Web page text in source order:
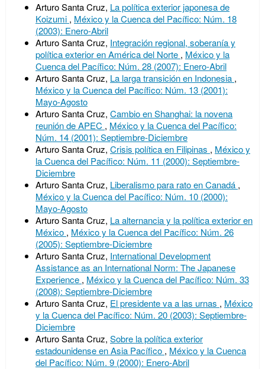
Arturo Santa Cruz, La política exterior japonesa de
Koizumi , México y la Cuenca del Pacífico: Núm. 18
(2003): Enero-Abril
Arturo Santa Cruz, Integración regional, soberanía y
política exterior en América del Norte , México y la
Cuenca del Pacífico: Núm. 28 (2007): Enero-Abril
Arturo Santa Cruz, La larga transición en Indonesia ,
México y la Cuenca del Pacífico: Núm. 13 (2001):
Mayo-Agosto
Arturo Santa Cruz, Cambio en Shanghai: la novena
reunión de APEC , México y la Cuenca del Pacífico:
Núm. 14 (2001): Septiembre-Diciembre
Arturo Santa Cruz, Crisis política en Filipinas , México y
la Cuenca del Pacífico: Núm. 11 (2000): Septiembre-
Diciembre
Arturo Santa Cruz, Liberalismo para rato en Canadá ,
México y la Cuenca del Pacífico: Núm. 10 (2000):
Mayo-Agosto
Arturo Santa Cruz, La alternancia y la política exterior en
México , México y la Cuenca del Pacífico: Núm. 26
(2005): Septiembre-Diciembre
Arturo Santa Cruz, International Development
Assistance as an International Norm: The Japanese
Experience , México y la Cuenca del Pacífico: Núm. 33
(2008): Septiembre-Diciembre
Arturo Santa Cruz, El presidente va a las urnas , México
y la Cuenca del Pacífico: Núm. 20 (2003): Septiembre-
Diciembre
Arturo Santa Cruz, Sobre la política exterior
estadounidense en Asia Pacífico , México y la Cuenca
del Pacífico: Núm. 9 (2000): Enero-Abril